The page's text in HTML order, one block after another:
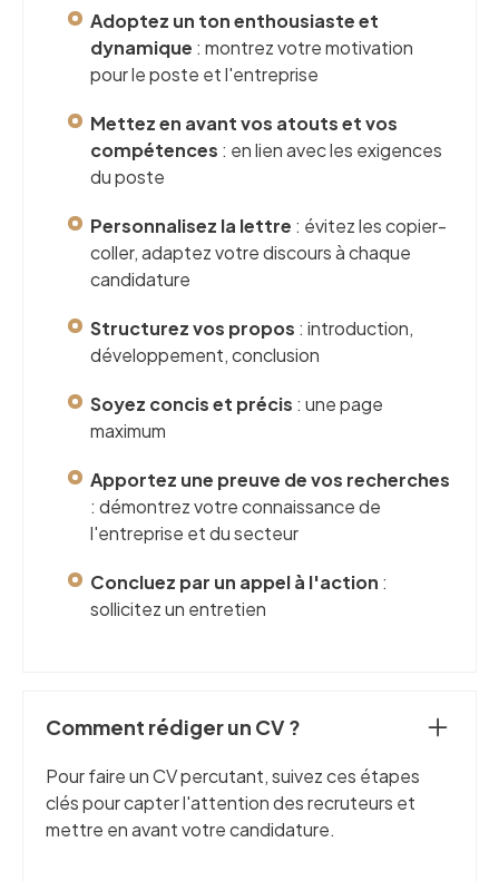
Adoptez un ton enthousiaste et
dynamique : montrez votre motivation
pour le poste et l'entreprise
Mettez en avant vos atouts et vos
compétences : en lien avec les exigences
du poste
Personnalisez la lettre : évitez les copier-
coller, adaptez votre discours à chaque
candidature
Structurez vos propos : introduction,
développement, conclusion
Soyez concis et précis : une page
maximum
Apportez une preuve de vos recherches
: démontrez votre connaissance de
l'entreprise et du secteur
Concluez par un appel à l'action :
sollicitez un entretien
Comment rédiger un CV ?
Pour faire un CV percutant, suivez ces étapes
clés pour capter l'attention des recruteurs et
mettre en avant votre candidature.